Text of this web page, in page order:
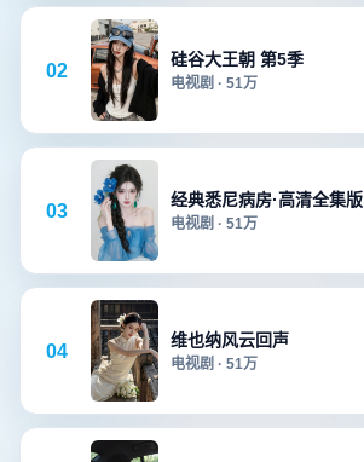
02
硅谷大王朝 第5季
电视剧 · 51万
03
经典悉尼病房·高清全集版
电视剧 · 51万
04
维也纳风云回声
电视剧 · 51万